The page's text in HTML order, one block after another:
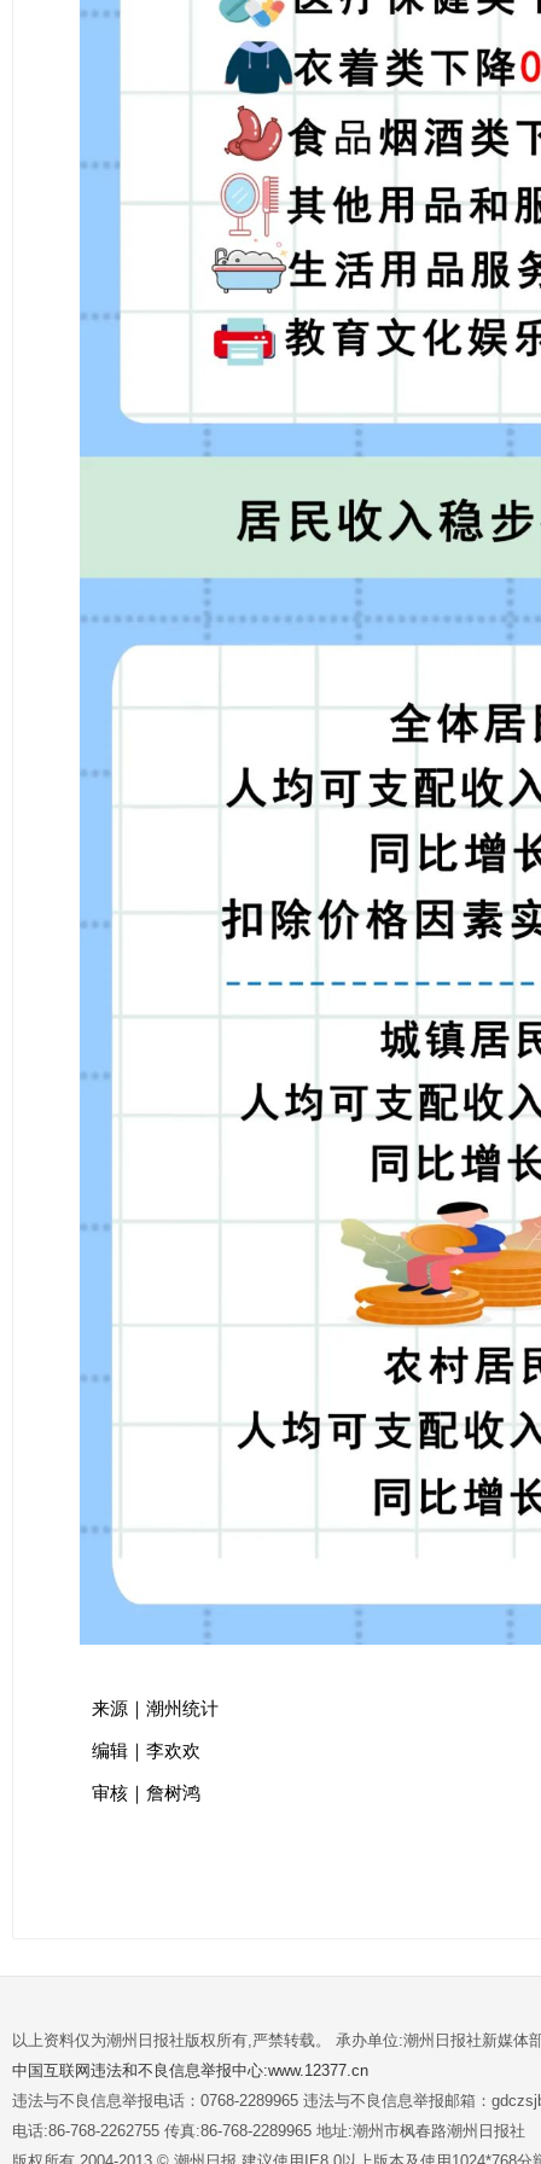
来源｜潮州统计
编辑｜李欢欢
审核｜詹树鸿
以上资料仅为潮州日报社版权所有,严禁转载。 承办单位:潮州日报社新媒体
中国互联网违法和不良信息举报中心:www.12377.cn
违法与不良信息举报电话：0768-2289965 违法与不良信息举报邮箱：
电话:86-768-2262755 传真:86-768-2289965 地址:潮州市枫春路潮州日报社